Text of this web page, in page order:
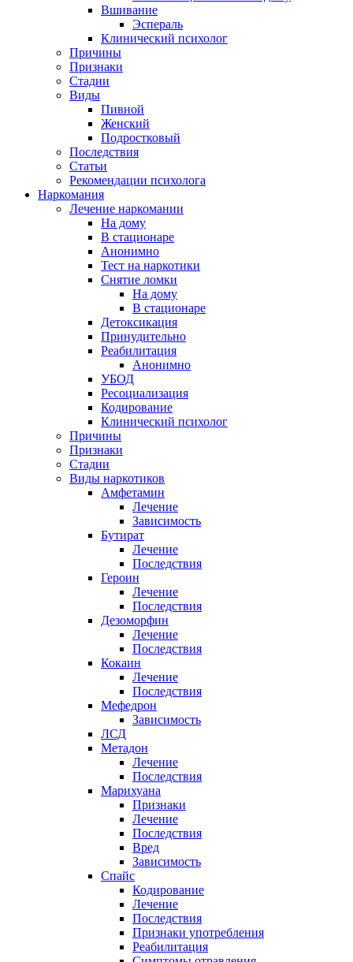
Вшивание
Эспераль
Клинический психолог
Причины
Признаки
Стадии
Виды
Пивной
Женский
Подростковый
Последствия
Статьи
Рекомендации психолога
Наркомания
Лечение наркомании
На дому
В стационаре
Анонимно
Тест на наркотики
Снятие ломки
На дому
В стационаре
Детоксикация
Принудительно
Реабилитация
Анонимно
УБОД
Ресоциализация
Кодирование
Клинический психолог
Причины
Признаки
Стадии
Виды наркотиков
Амфетамин
Лечение
Зависимость
Бутират
Лечение
Последствия
Героин
Лечение
Последствия
Дезоморфин
Лечение
Последствия
Кокаин
Лечение
Последствия
Мефедрон
Зависимость
ЛСД
Метадон
Лечение
Последствия
Марихуана
Признаки
Лечение
Последствия
Вред
Зависимость
Спайс
Кодирование
Лечение
Последствия
Признаки употребления
Реабилитация